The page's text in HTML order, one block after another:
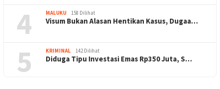
4 MALUKU 158 Dilihat
Visum Bukan Alasan Hentikan Kasus, Dugaa…
5 KRIMINAL 142 Dilihat
Diduga Tipu Investasi Emas Rp350 Juta, S…